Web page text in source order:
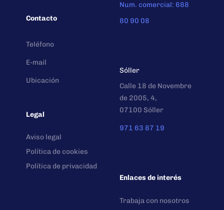
Contacto
Teléfono
E-mail
Ubicación
Legal
Aviso legal
Política de cookies
Política de privacidad
Num. comercial: 688
80 90 08
Sóller
Calle 18 de Novembre
de 2005, 4,
07100 Sóller
971 63 87 19
Enlaces de interés
Trabaja con nosotros